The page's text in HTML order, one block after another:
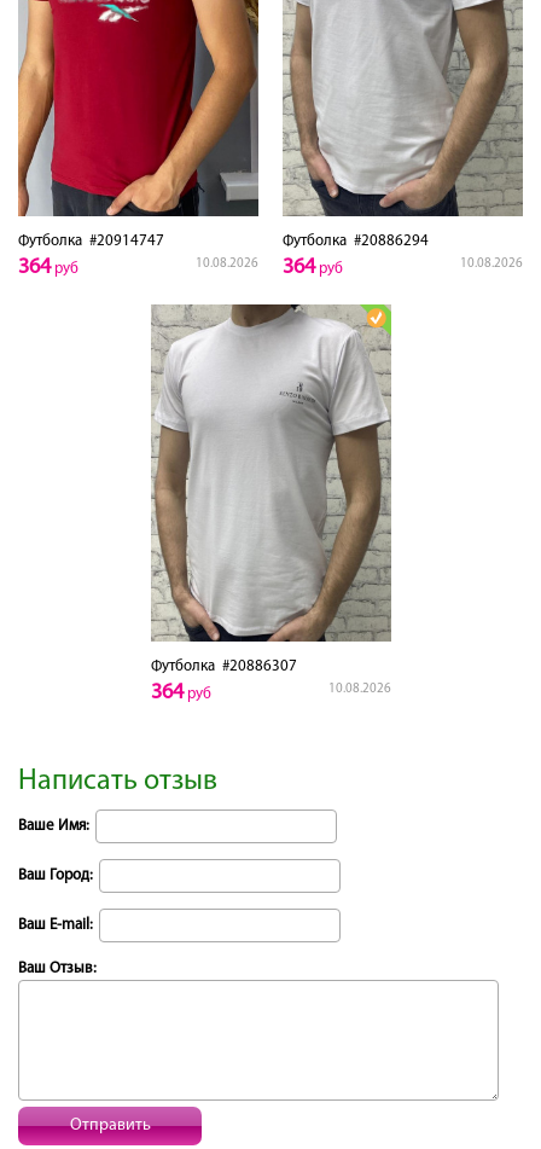
Футболка #20914747
10.08.2026
364руб
Футболка #20886294
10.08.2026
364руб
Футболка#20886307
10.08.2026
364руб
Написать отзыв
Ваше Имя:
Ваш Город:
Ваш E-mail:
Ваш Отзыв:
Отправить